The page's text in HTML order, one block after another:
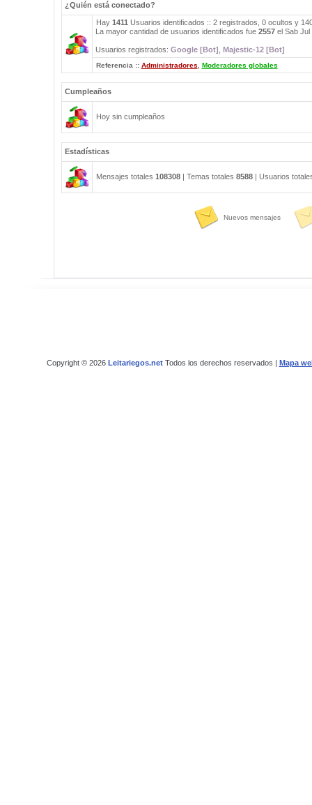
¿Quién está conectado?
Hay 1411 Usuarios identificados :: 2 registrados, 0 ocultos y
La mayor cantidad de usuarios identificados fue 2557el Sab Jul
Usuarios registrados: Google [Bot] Majestic-12 [Bot]
Referencia :: Administradores Moderadores globales
Cumpleaños
Hoy sin cumpleaños
Estadísticas
Mensajes totales 108308| Temas totales 8588| Usuarios
Nuevos mensajes
Copyright © 2026 Leitariegos.netTodos los derechos reservados | Mapa